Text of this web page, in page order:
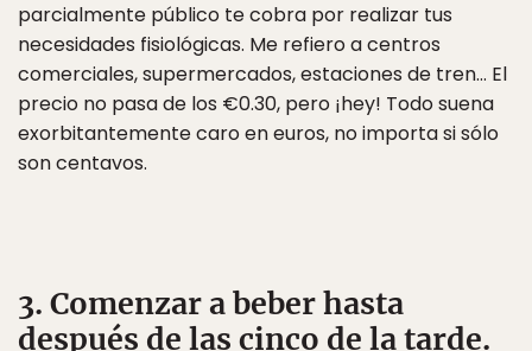
parcialmente público te cobra por realizar tus
necesidades fisiológicas. Me refiero a centros
comerciales, supermercados, estaciones de tren… El
precio no pasa de los €0.30, pero ¡hey! Todo suena
exorbitantemente caro en euros, no importa si sólo
son centavos.
3. Comenzar a beber hasta
después de las cinco de la tarde.